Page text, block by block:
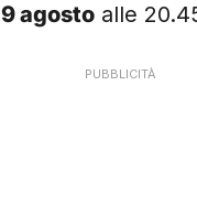
agosto alle